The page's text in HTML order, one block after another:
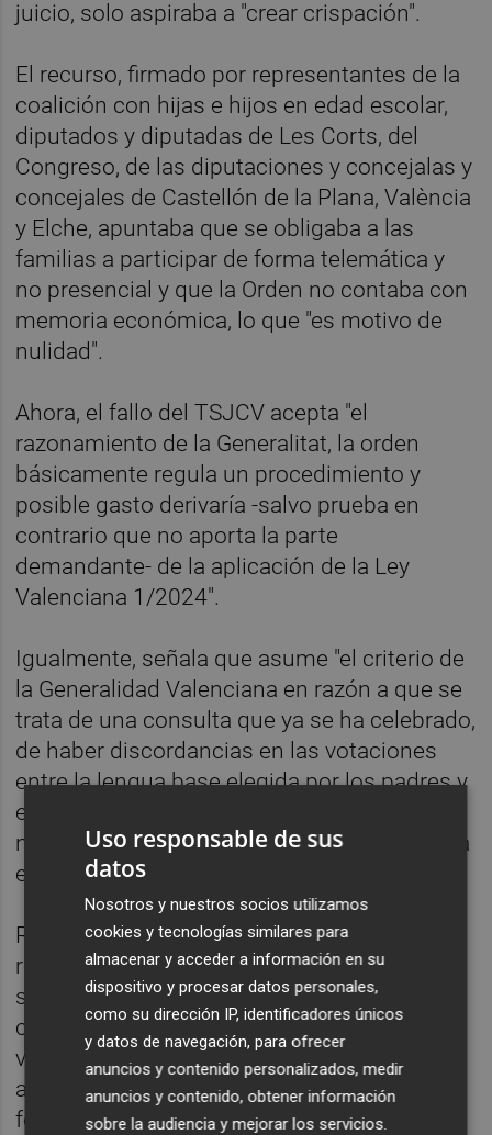
juicio, solo aspiraba a "crear crispación".
El recurso, firmado por representantes de la
coalición con hijas e hijos en edad escolar,
diputados y diputadas de Les Corts, del
Congreso, de las diputaciones y concejalas y
concejales de Castellón de la Plana, València
y Elche, apuntaba que se obligaba a las
familias a participar de forma telemática y
no presencial y que la Orden no contaba con
memoria económica, lo que "es motivo de
nulidad".
Ahora, el fallo del TSJCV acepta "el
razonamiento de la Generalitat, la orden
básicamente regula un procedimiento y
posible gasto derivaría -salvo prueba en
contrario que no aporta la parte
demandante- de la aplicación de la Ley
Valenciana 1/2024".
Igualmente, señala que asume "el criterio de
la Generalidad Valenciana en razón a que se
trata de una consulta que ya se ha celebrado,
de haber discordancias en las votaciones
entre la lengua base elegida por los padres y
el resultado que se publica, hubiera habido
numerosas reclamaciones que no constan a
esta Sala".
Relata que los demandantes hacen
referencia a la minorización del valenciano,
según el fallo, con "argumentos retóricos
carentes de fundamentos", y aseguran que
vulnera el Estatuto de Autonomía porque no
asegura que el alumnado cuando acabe su
formación esté capacitado para utilizar
Uso responsable de sus
datos
Nosotros y nuestros socios utilizamos
cookies y tecnologías similares para
almacenar y acceder a información en su
dispositivo y procesar datos personales,
como su dirección IP, identificadores únicos
y datos de navegación, para ofrecer
anuncios y contenido personalizados, medir
anuncios y contenido, obtener información
sobre la audiencia y mejorar los servicios.